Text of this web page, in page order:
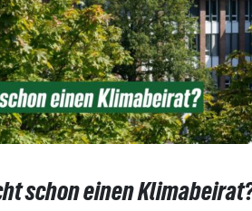
schon einen